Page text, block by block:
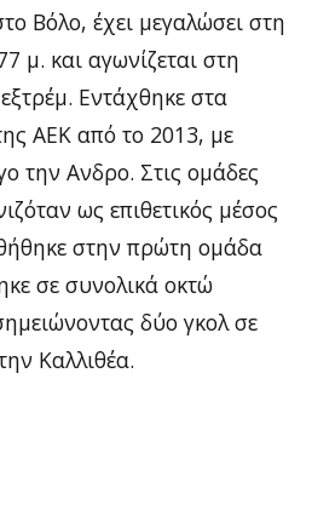
Βόλο, έχει μεγαλώσει στη
μ. και αγωνίζεται στη
Εντάχθηκε στα
ΑΕΚ από το 2013, με
την Ανδρο. Στις ομάδες
ως επιθετικός μέσος
στην πρώτη ομάδα
σε συνολικά οκτώ
δύο γκολ σε
Καλλιθέα.